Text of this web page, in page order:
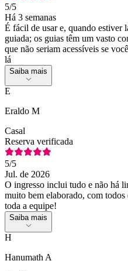
5/5
Há 3 semanas
É fácil de usar e, quando estiver
guiada; os guias têm um vasto
que não seriam acessíveis se
lá
Saiba mais
E
Eraldo M
Casal
Reserva verificada
5/5
Jul. de 2026
O ingresso inclui tudo e não há
muito bem elaborado, com
toda a equipe!
Saiba mais
H
Hanumath A